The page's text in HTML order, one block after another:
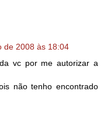
de 2008 às 18:04
vc por me autorizar a
não tenho encontrado